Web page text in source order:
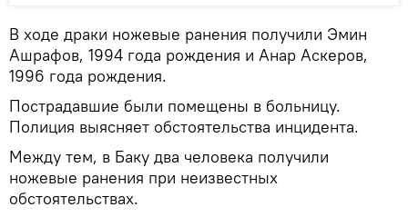
В ходе драки ножевые ранения получили Эмин
Ашрафов, 1994 года рождения и Анар Аскеров,
1996 года рождения.
Пострадавшие были помещены в больницу.
Полиция выясняет обстоятельства инцидента.
Между тем, в Баку два человека получили
ножевые ранения при неизвестных
обстоятельствах.